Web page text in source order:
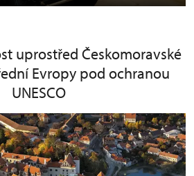
uprostřed Českomoravské
Evropy pod ochranou
UNESCO